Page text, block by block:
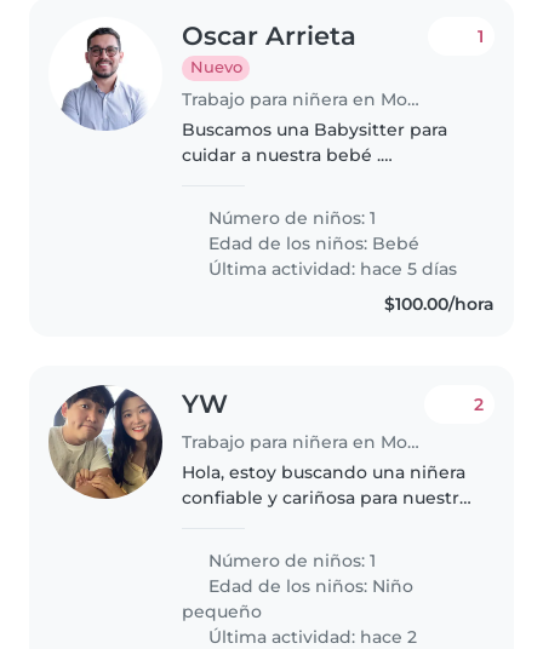
Oscar Arrieta
Nuevo
Trabajo para niñera en Monterrey
1
Buscamos una Babysitter para
cuidar a nuestra bebé .
nuestro hogar!
Número de niños: 1
Edad de los niños: Bebé
Última actividad: hace 5 días
$100.00/hora
YW
Trabajo para niñera en Monterrey
2
Hola, estoy buscando una niñera
confiable y cariñosa para nuestro
de 15 meses. Necesitamos ayuda
los lunes, miércoles y viernes de
12:00 pm a 7:00 pm..
Número de niños: 1
Edad de los niños: Niño
pequeño
Última actividad: hace 2